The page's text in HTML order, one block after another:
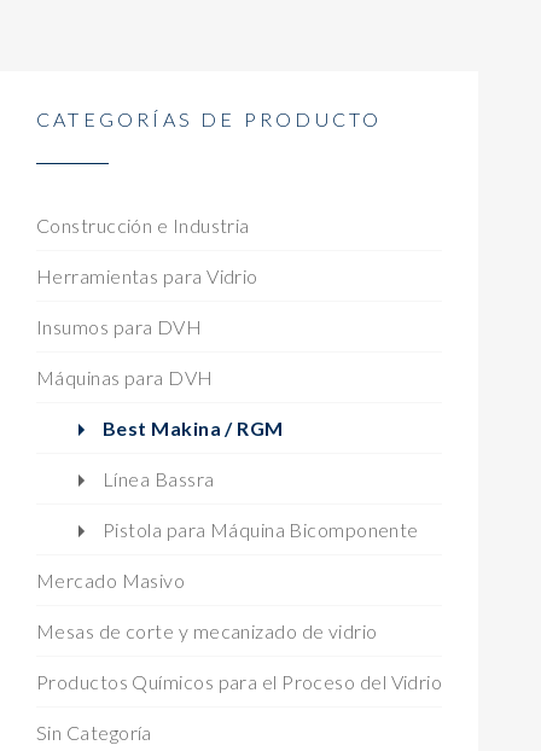
CATEGORÍAS DE PRODUCTO
Construcción e Industria
Herramientas para Vidrio
Insumos para DVH
Máquinas para DVH
Best Makina / RGM
Línea Bassra
Pistola para Máquina Bicomponente
Mercado Masivo
Mesas de corte y mecanizado de vidrio
Productos Químicos para el Proceso del Vidrio
Sin Categoría